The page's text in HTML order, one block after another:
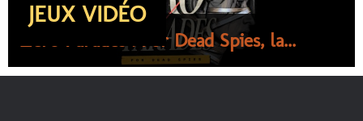
JEUX VIDÉO
Zero Parades : For Dead Spies, la...